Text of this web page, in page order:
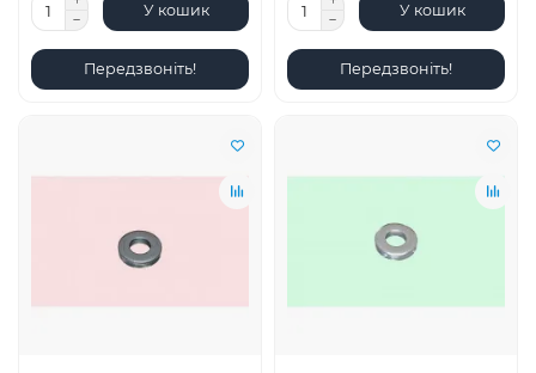
У кошик
Передзвоніть!
У кошик
Передзвоніть!